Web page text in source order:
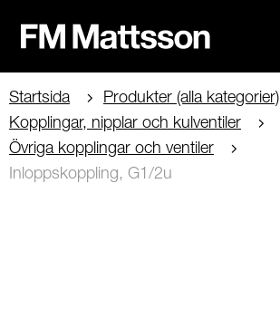
Startsida
Produkter (alla kategorier)
Kopplingar, nipplar och kulventiler
Övriga kopplingar och ventiler
Inloppskoppling, G1/2u